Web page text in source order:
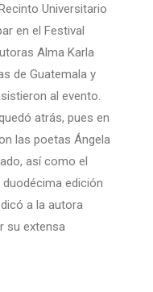
Universitario
en el Festival
Alma Karla
de Guatemala y
al evento.
atrás, pues en
las poetas Ángela
así como el
edición
a la autora
su extensa